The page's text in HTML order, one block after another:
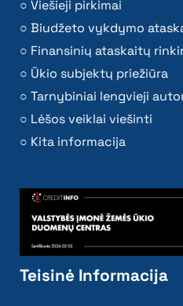
Viešieji pirkimai
Biudžeto vykdymo
Finansinių ataskaitų
Ūkio subjektų priežiūra
Tarnybiniai lengvieji
Lėšos veiklai viešinti
Kita informacija
Teisinė Informacija